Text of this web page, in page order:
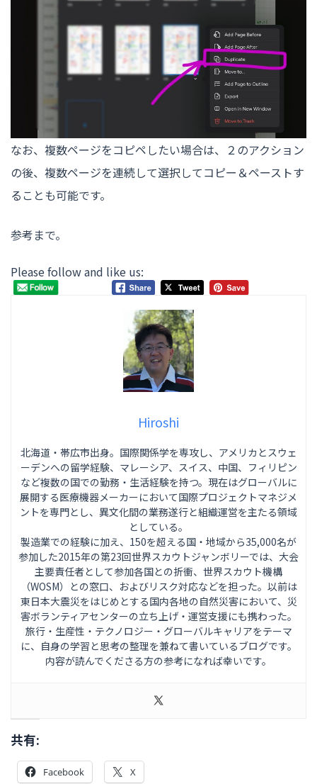
なお、複数ページをコピペしたい場合は、２のアクション
の後、複数ページを連続して選択してコピー＆ペーストす
ることも可能です。
参考まで。
Please follow and like us:
Hiroshi
北海道・帯広市出身。国際関係学を専攻し、アメリカとスウェ
ーデンへの留学経験、マレーシア、スイス、中国、フィリピン
など複数の国での勤務・生活経験を持つ。現在はグローバルに
展開する医療機器メーカーにおいて国際プロジェクトマネジメ
ントを専門とし、異文化間の業務遂行と組織運営を主たる領域
としている。
製造業での経験に加え、150を超える国・地域から35,000名が
参加した2015年の第23回世界スカウトジャンボリーでは、大会
主要責任者として参加各国との折衝、世界スカウト機構
（WOSM）との窓口、およびリスク対応などを担った。以前は
東日本大震災をはじめとする国内各地の自然災害において、災
害ボランティアセンターの立ち上げ・運営支援にも携わった。
旅行・生産性・テクノロジー・グローバルキャリアをテーマ
に、自身の学習と思考の整理を兼ねて書いているブログです。
内容が読んでくださる方の参考になれば幸いです。
共有:
Facebook X